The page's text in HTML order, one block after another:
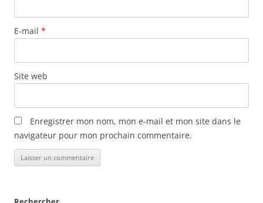
E-mail *
Site web
Enregistrer mon nom, mon e-mail et mon site dans le
navigateur pour mon prochain commentaire.